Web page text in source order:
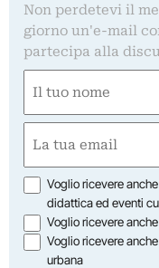
Non perdetevi il
giorno un'e-mail
partecipa alla
(Obbligatorio)
Nome
(Obbligatorio)
Opzioni
Voglio ricevere
didattica ed eventi
Voglio ricevere
Voglio ricevere
urbana